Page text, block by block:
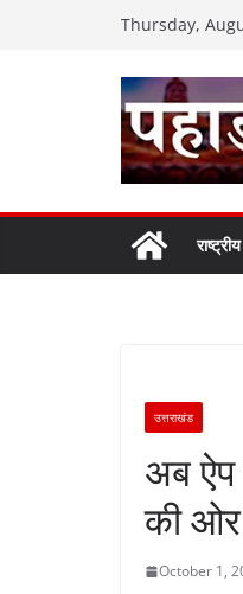
Thursday,
राष्ट्रीय
उत्तराखंड
अब ऐप
की ओर
October 1,